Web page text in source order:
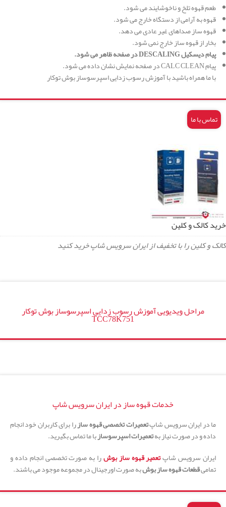
طعم قهوه تلخ و ناخوشایند می شود.
قهوه به آرامی از دستگاه خارج می شود.
قهوه ساز صداهای غیر عادی می دهد.
بخار از قهوه ساز خارج نمی شود.
پیام دیسکیل DESCALING در صفحه ظاهر می شود.
پیام CALC CLEAN در صفحه نمایش نشان داده می شود.
با ما همراه باشید با آموزش رسوب زدایی اسپرسوساز بوش توکار
تماس با ما
خرید کالک و کلین
کالک و کلین را با تخفیف از ایران سرویس شاپ خرید کنید
مراحل ویدیویی آموزش رسوب زدایی اسپرسوساز بوش توکار
TCC78K751
خدمات قهوه ساز در ایران سرویس شاپ
ما در ایران سرویس شاپتعمیرات تخصصی قهوه سازرا برای کاربران خود انجام
داده و در صورت نیاز بهتعمیرات اسپرسوسازبا ما تماس بگیرید.
ایران سرویس شاپتعمیر قهوه ساز بوشرا به صورت تخصصی انجام داده و
تمامیقطعات قهوه ساز بوشبه صورت اورجینال در مجموعه موجود می باشند.